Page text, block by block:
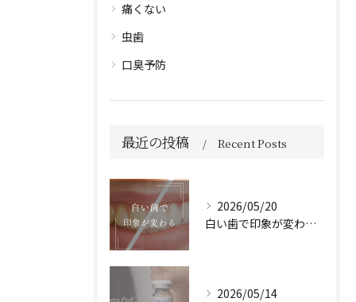
痛くない
虫歯
口臭予防
最近の投稿 Recent Posts
2026/05/20
白い歯で印象が変わる🦷✨️
2026/05/14